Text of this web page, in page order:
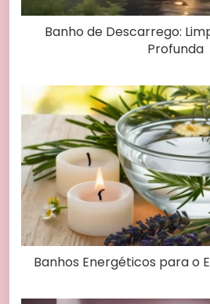
Banho de Descarrego:
Profunda
Banhos Energéticos para o